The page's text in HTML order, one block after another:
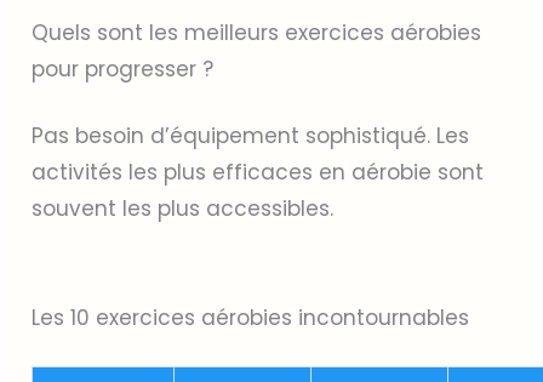
Quels sont les meilleurs exercices aérobies
pour progresser ?
Pas besoin d’équipement sophistiqué. Les
activités les plus efficaces en aérobie sont
souvent les plus accessibles.
Les 10 exercices aérobies incontournables